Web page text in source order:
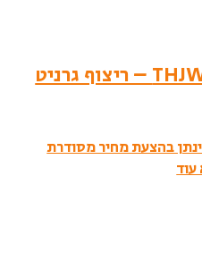
THJWT-4193-60×60 – ריצוף גרניט
בהצעת מחיר מסודרת